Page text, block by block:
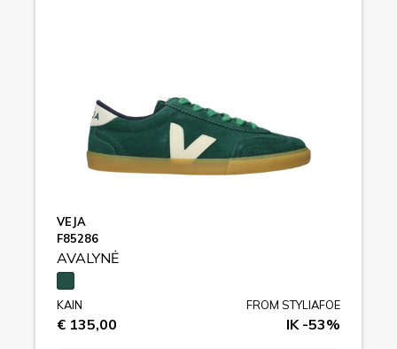
VEJA
F85286
AVALYNĖ
KAIN
€ 135,00
FROM STYLIAFOE
IK -53%